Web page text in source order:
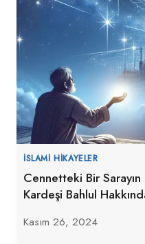
İSLAMI HIKAYELER
Cennetteki Bir
Kardeşi Bahlul
Kasım 26, 2024